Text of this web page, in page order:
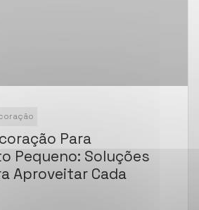
Para
Pequeno: Soluções
Aproveitar Cada